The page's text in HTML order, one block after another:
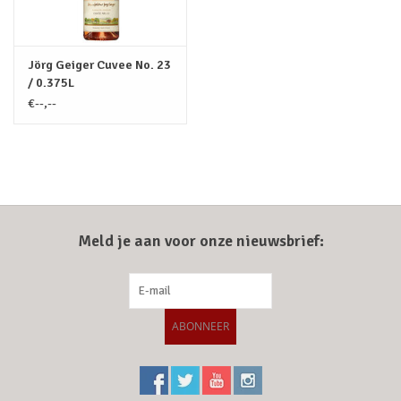
Jörg Geiger Cuvee No. 23
/ 0.375L
€--,--
Meld je aan voor onze nieuwsbrief:
ABONNEER